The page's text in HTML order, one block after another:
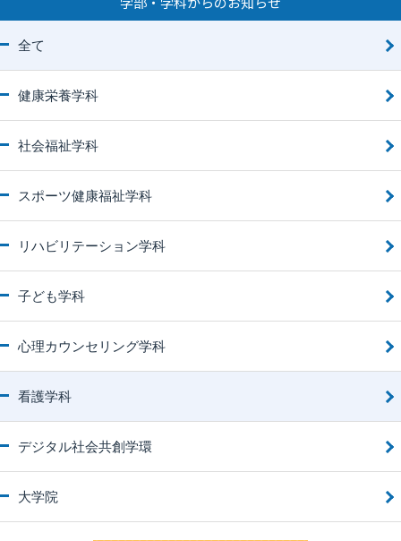
全て
健康栄養学科
社会福祉学科
スポーツ健康福祉学科
リハビリテーション学科
子ども学科
心理カウンセリング学科
看護学科
デジタル社会共創学環
大学院